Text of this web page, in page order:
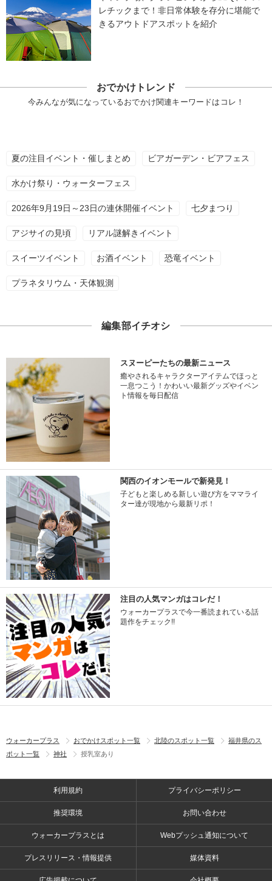
レチックまで！非日常体験を存分に堪能で
きるアウトドアスポットを紹介
おでかけトレンド
今みんなが気になっているおでかけ関連キーワードはコレ！
夏の注目イベント・催しまとめ ビアガーデン・ビアフェス
水かけ祭り・ウォーターフェス
2026年9月19日～23日の連休開催イベント 七夕まつり
アジサイの見頃 リアル謎解きイベント
スイーツイベント お酒イベント 恐竜イベント
プラネタリウム・天体観測
編集部イチオシ
スヌーピーたちの最新ニュース
癒やされるキャラクターアイテムでほっと
一息つこう！かわいい最新グッズやイベン
ト情報を毎日配信
関西のイオンモールで新発見！
子どもと楽しめる新しい遊び方をママライ
ター達が現地から最新リポ！
注目の人気マンガはコレだ！
ウォーカープラスで今一番読まれている話
題作をチェック!!
ウォーカープラス おでかけスポット一覧 北陸のスポット一覧
福井県のス
ポット一覧
神社 授乳室あり
利用規約 プライバシーポリシー
推奨環境 お問い合わせ
ウォーカープラスとは Webプッシュ通知について
プレスリリース・情報提供 媒体資料